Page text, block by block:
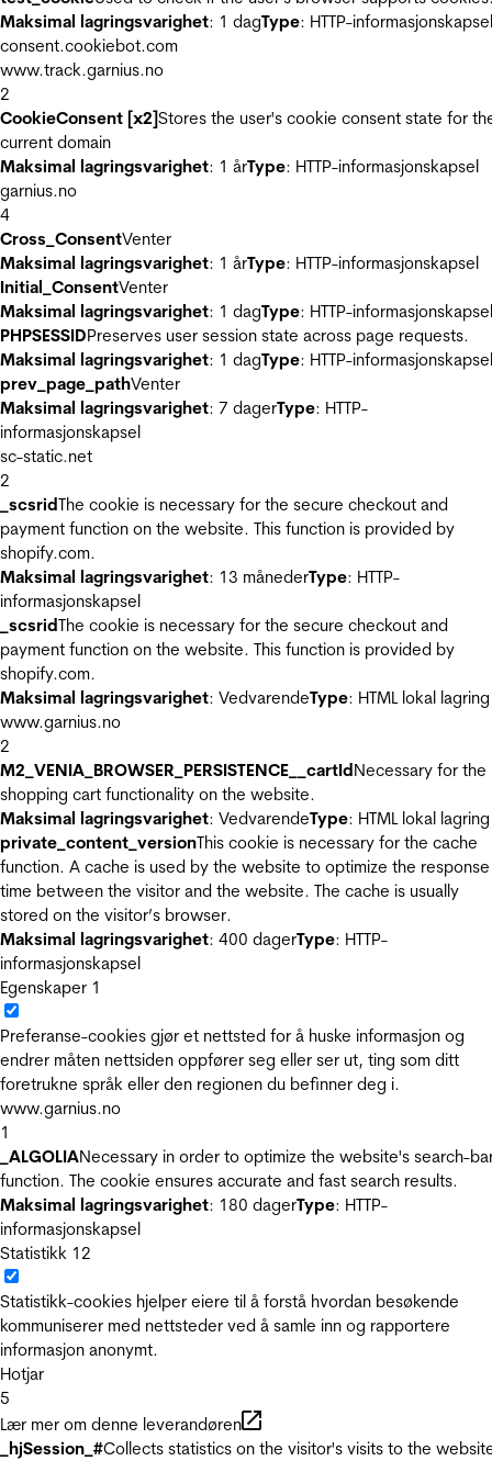
Maksimal lagringsvarighet: 1 dagType: HTTP-informasjonskapsel
consent.cookiebot.com
www.track.garnius.no
2
CookieConsent [x2]Stores the user's cookie consent state for
current domain
Maksimal lagringsvarighet: 1 årType: HTTP-informasjonskapsel
garnius.no
4
Cross_ConsentVenter
Maksimal lagringsvarighet: 1 årType: HTTP-informasjonskapsel
Initial_ConsentVenter
Maksimal lagringsvarighet: 1 dagType: HTTP-informasjonskapsel
PHPSESSIDPreserves user session state across page requests.
Maksimal lagringsvarighet: 1 dagType: HTTP-informasjonskapsel
prev_page_pathVenter
Maksimal lagringsvarighet: 7 dagerType: HTTP-
informasjonskapsel
sc-static.net
2
_scsridThe cookie is necessary for the secure checkout and
payment function on the website. This function is provided by
shopify.com.
Maksimal lagringsvarighet: 13 månederType: HTTP-
informasjonskapsel
_scsridThe cookie is necessary for the secure checkout and
payment function on the website. This function is provided by
shopify.com.
Maksimal lagringsvarighet: VedvarendeType: HTML lokal lagring
www.garnius.no
2
M2_VENIA_BROWSER_PERSISTENCE__cartIdNecessary for the
shopping cart functionality on the website.
Maksimal lagringsvarighet: VedvarendeType: HTML lokal lagring
private_content_versionThis cookie is necessary for the cache
function. A cache is used by the website to optimize the response
time between the visitor and the website. The cache is usually
stored on the visitor’s browser.
Maksimal lagringsvarighet: 400 dagerType: HTTP-
informasjonskapsel
Egenskaper 1
Preferanse-cookies gjør et nettsted for å huske informasjon og
endrer måten nettsiden oppfører seg eller ser ut, ting som ditt
foretrukne språk eller den regionen du befinner deg i.
www.garnius.no
1
_ALGOLIANecessary in order to optimize the website's search-
function. The cookie ensures accurate and fast search results.
Maksimal lagringsvarighet: 180 dagerType: HTTP-
informasjonskapsel
Statistikk 12
Statistikk-cookies hjelper eiere til å forstå hvordan besøkende
kommuniserer med nettsteder ved å samle inn og rapportere
informasjon anonymt.
Hotjar
5
Lær mer om denne leverandøren
_hjSession_#Collects statistics on the visitor's visits to the